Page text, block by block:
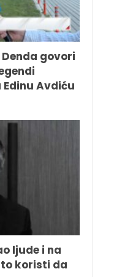
Denda govori
Avdiću
ljude i na
koristi da